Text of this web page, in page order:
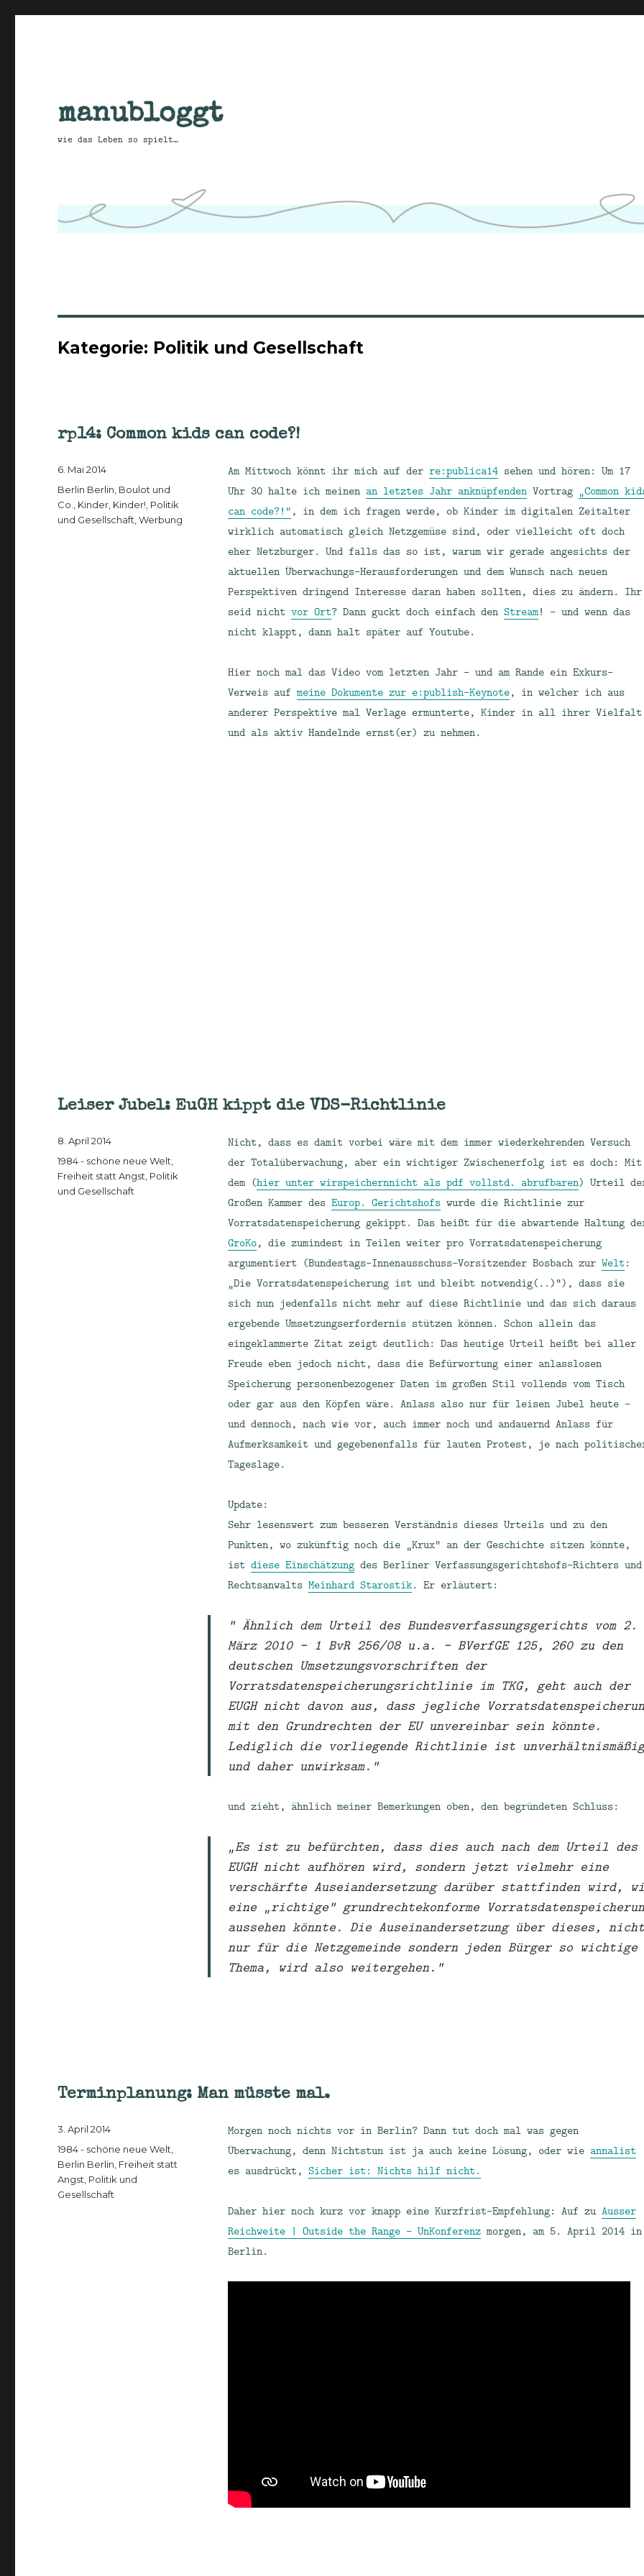
manubloggt
wie das Leben so spielt…
Kategorie: Politik und Gesellschaft
rp14: Common kids can code?!
Am Mittwoch könnt ihr mich auf der re:publica14sehen und hören: Um 17
Uhr 30 halte ich meinen an letztes Jahr anknüpfendenVortrag „Common
can code?!“, in dem ich fragen werde, ob Kinder im digitalen Zeitalter
wirklich automatisch gleich Netzgemüse sind, oder vielleicht oft doch
eher Netzburger. Und falls das so ist, warum wir gerade angesichts der
aktuellen Überwachungs-Herausforderungen und dem Wunsch nach neuen
Perspektiven dringend Interesse daran haben sollten, dies zu ändern. Ihr
seid nicht vor Ort? Dann guckt doch einfach den Stream! – und wenn das
nicht klappt, dann halt später auf Youtube.
Hier noch mal das Video vom letzten Jahr – und am Rande ein Exkurs-
Verweis auf meine Dokumente zur e:publish-Keynote, in welcher ich aus
anderer Perspektive mal Verlage ermunterte, Kinder in all ihrer Vielfalt
und als aktiv Handelnde ernst(er) zu nehmen.
Veröffentlicht
6. Mai 2014
Kategorien
Berlin Berlin Boulot und
Co.
Kinder, Kinder! Politik
und Gesellschaft ,Werbung
Leiser Jubel: EuGH kippt die VDS-Richtlinie
Nicht, dass es damit vorbei wäre mit dem immer wiederkehrenden Versuch
der Totalüberwachung, aber ein wichtiger Zwischenerfolg ist es doch: Mit
dem (hier unter wirspeichernnicht als pdf vollstd. abrufbaren) Urteil
Großen Kammer des Europ. Gerichtshofswurde die Richtlinie zur
Vorratsdatenspeicherung gekippt. Das heißt für die abwartende Haltung
GroKo, die zumindest in Teilen weiter pro Vorratsdatenspeicherung
argumentiert (Bundestags-Innenausschuss-Vorsitzender Bosbach zur Welt:
„Die Vorratsdatenspeicherung ist und bleibt notwendig(..)“), dass sie
sich nun jedenfalls nicht mehr auf diese Richtlinie und das sich daraus
ergebende Umsetzungserfordernis stützen können. Schon allein das
eingeklammerte Zitat zeigt deutlich: Das heutige Urteil heißt bei aller
Freude eben jedoch nicht, dass die Befürwortung einer anlasslosen
Speicherung personenbezogener Daten im großen Stil vollends vom Tisch
oder gar aus den Köpfen wäre. Anlass also nur für leisen Jubel heute –
und dennoch, nach wie vor, auch immer noch und andauernd Anlass für
Aufmerksamkeit und gegebenenfalls für lauten Protest, je nach
Tageslage.
Update:
Sehr lesenswert zum besseren Verständnis dieses Urteils und zu den
Punkten, wo zukünftig noch die „Krux“ an der Geschichte sitzen könnte,
ist diese Einschätzungdes Berliner Verfassungsgerichtshofs-Richters und
Rechtsanwalts Meinhard Starostik. Er erläutert:
“ Ähnlich dem Urteil des Bundesverfassungsgerichts vom 2.
März 2010 – 1 BvR 256/08 u.a. – BVerfGE 125, 260 zu den
deutschen Umsetzungsvorschriften der
Vorratsdatenspeicherungsrichtlinie im TKG, geht auch der
EUGH nicht davon aus, dass jegliche
mit den Grundrechten der EU unvereinbar sein könnte.
Lediglich die vorliegende Richtlinie ist unverhältnismäßig
und daher unwirksam.“
und zieht, ähnlich meiner Bemerkungen oben, den begründeten Schluss:
„Es ist zu befürchten, dass dies auch nach dem Urteil des
EUGH nicht aufhören wird, sondern jetzt vielmehr eine
verschärfte Auseiandersetzung darüber stattfinden wird,
eine „richtige“ grundrechtekonforme
aussehen könnte. Die Auseinandersetzung über dieses, nicht
nur für die Netzgemeinde sondern jeden Bürger so wichtige
Thema, wird also weitergehen.“
Veröffentlicht
8. April 2014
Kategorien
1984 - schöne neue Welt
Freiheit statt Angst Politik
und Gesellschaft
Terminplanung: Man müsste mal.
Morgen noch nichts vor in Berlin? Dann tut doch mal was gegen
Überwachung, denn Nichtstun ist ja auch keine Lösung, oder wie annalist
es ausdrückt, Sicher ist: Nichts hilf nicht.
Daher hier noch kurz vor knapp eine Kurzfrist-Empfehlung: Auf zu Ausser
Reichweite | Outside the Range – UnKonferenzmorgen, am 5. April 2014 in
Berlin.
Veröffentlicht
3. April 2014
Kategorien
1984 - schöne neue Welt
Berlin Berlin Freiheit statt
Angst Politik und
Gesellschaft